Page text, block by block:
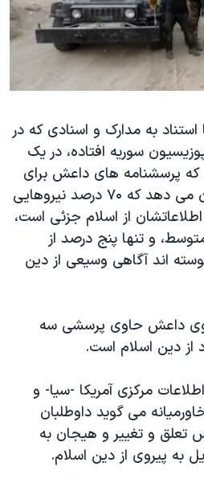
صلح
«سی‌پک»
به مدارک و اسنادی که در
سوریه افتاده، در یک
که پرسشنامه های داعش برای
گزینش و جذب نیرو نشان می دهد که ۷۰ درصد نیروهایی
از اسلام جزئی است،
و تنها پنج درصد از
اند آگاهی وسیعی از دین
داعش حاوی پرسشی سه
از دین اسلام است.
مرکزی آمریکا -سیا- و
می گوید داوطلبان
تعلق و تغییر و هیجان به
به پیروی از دین اسلام.